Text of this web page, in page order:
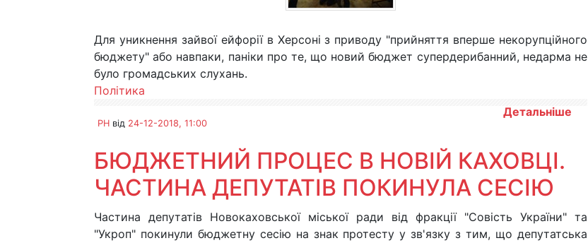
Для уникнення зайвої ейфорії в Херсоні з приводу "прийняття вперше некорупційного
бюджету" або навпаки, паніки про те, що новий бюджет супердерибанний, недарма не
було громадських слухань.
Політика
Детальніше
PH від 24-12-2018, 11:00
БЮДЖЕТНИЙ ПРОЦЕС В НОВІЙ КАХОВЦІ.
ЧАСТИНА ДЕПУТАТІВ ПОКИНУЛА СЕСІЮ
Частина депутатів Новокаховської міської ради від фракції "Совість України" та
"Укроп" покинули бюджетну сесію на знак протесту у зв'язку з тим, що депутатська